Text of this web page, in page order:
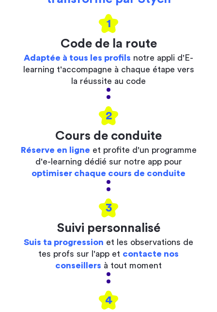
1
Code de la route
Adaptée à tous les profils notre appli d'E-
learning t'accompagne à chaque étape vers
la réussite au code
2
Cours de conduite
Réserve en ligne et profite d'un programme
d'e-learning dédié sur notre app pour
optimiser chaque cours de conduite
3
Suivi personnalisé
Suis ta progression et les observations de
tes profs sur l'app et contacte nos
conseillers à tout moment
4